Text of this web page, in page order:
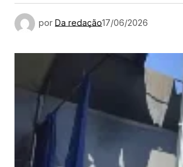
por Da redação17/06/2026